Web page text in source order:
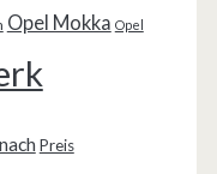
Opel Mokka Opel
Preis